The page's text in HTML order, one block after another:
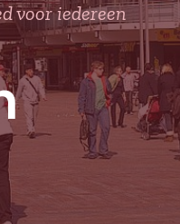
voor iedereen